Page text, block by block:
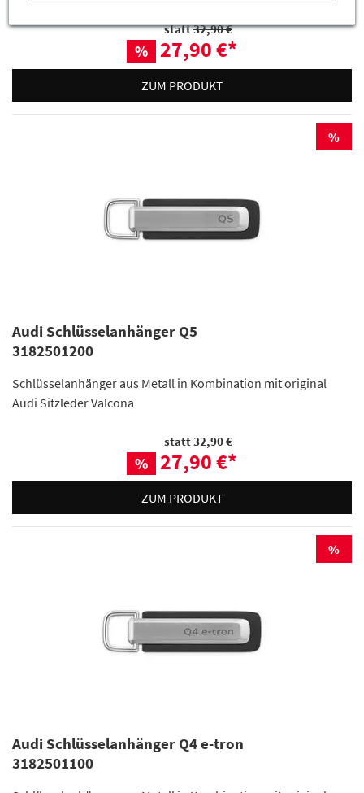
statt32,90 €
% 27,90 €*
ZUM PRODUKT
%
Audi Schlüsselanhänger Q5
3182501200
Schlüsselanhänger aus Metall in Kombination mit original
Audi Sitzleder Valcona
statt32,90 €
% 27,90 €*
ZUM PRODUKT
%
Audi Schlüsselanhänger Q4 e-tron
3182501100